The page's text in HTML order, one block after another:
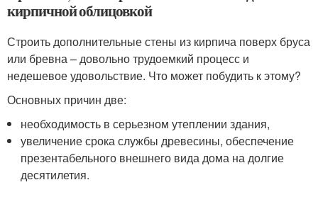
кирпичной облицовкой
Строить дополнительные стены из кирпича поверх бруса
или бревна – довольно трудоемкий процесс и
недешевое удовольствие. Что может побудить к этому?
Основных причин две:
необходимость в серьезном утеплении здания,
увеличение срока службы древесины, обеспечение
презентабельного внешнего вида дома на долгие
десятилетия.